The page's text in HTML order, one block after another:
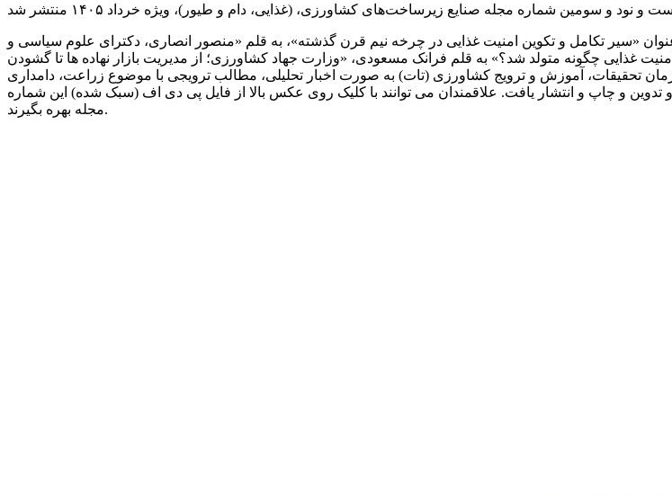
و نود و سومین شماره مجله صنایع زیرساخت‌های کشاورزی، (غذایی، دام و طیور)، ویژه خرداد ۱۴۰۵ منتشر شد
«سیر تکامل و تکوین امنیت غذایی در چرخه نیم قرن گذشته»، به قلم «منصور انصاری، دکترای علوم سیاسی و
غذایی چگونه متولد شد؟» به قلم فرانک مسعودی، «وزارت جهاد کشاورزی؛ از مدیریت بازار نهاده ها تا گشودن
تحقیقات، آموزش و ترویج کشاورزی (تات) به صورت اخبار تحلیلی، مطالب ترویجی با موضوع زراعت، دامداری
تدوین و چاپ و انتشار یافت. علاقمندان می توانند با کلیک روی عکس بالا از فایل پی دی اف (سبک شده) این شماره
مجله بهره بگیرند.